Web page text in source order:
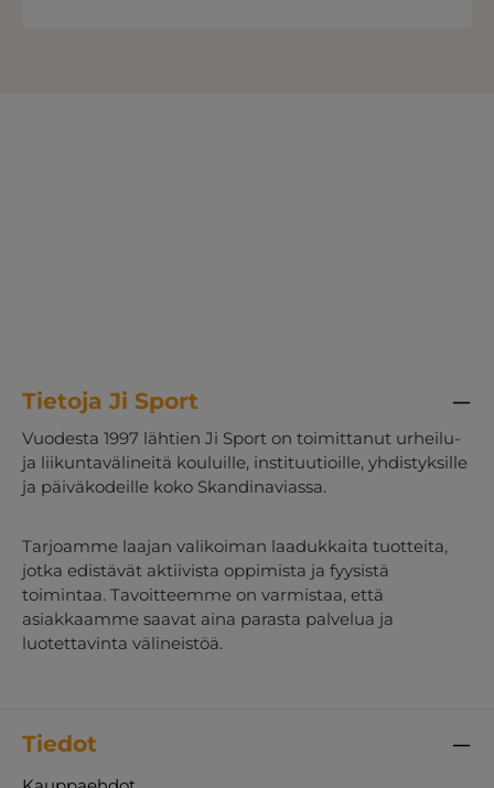
Tietoja Ji Sport
Vuodesta 1997 lähtien Ji Sport on toimittanut urheilu-
ja liikuntavälineitä kouluille, instituutioille, yhdistyksille
ja päiväkodeille koko Skandinaviassa.
Tarjoamme laajan valikoiman laadukkaita tuotteita,
jotka edistävät aktiivista oppimista ja fyysistä
toimintaa. Tavoitteemme on varmistaa, että
asiakkaamme saavat aina parasta palvelua ja
luotettavinta välineistöä.
Tiedot